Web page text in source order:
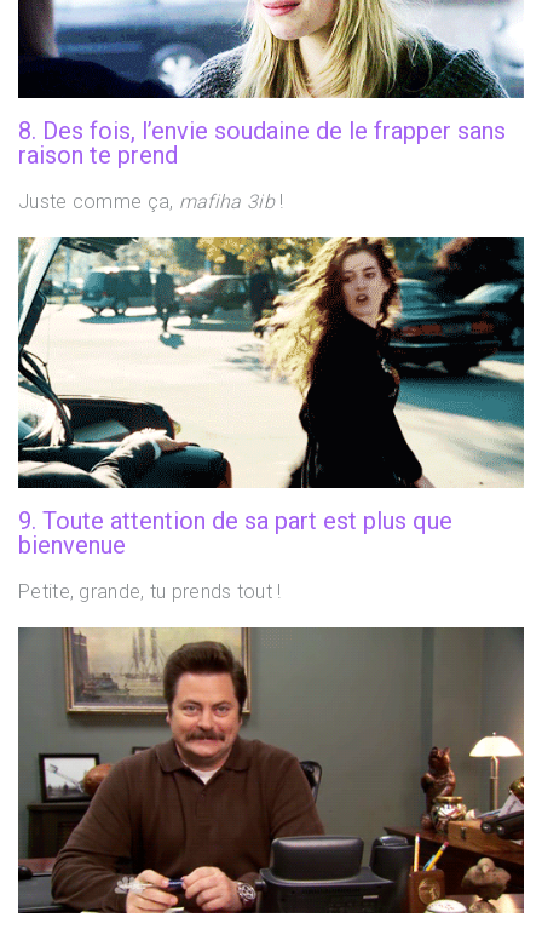
8. Des fois, l’envie soudaine de le frapper sans
raison te prend
Juste comme ça, mafiha 3ib!
9. Toute attention de sa part est plus que
bienvenue
Petite, grande, tu prends tout !